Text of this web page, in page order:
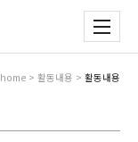
home > 활동내용 > 활동내용